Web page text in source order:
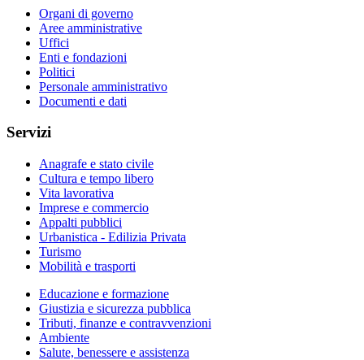
Organi di governo
Aree amministrative
Uffici
Enti e fondazioni
Politici
Personale amministrativo
Documenti e dati
Servizi
Anagrafe e stato civile
Cultura e tempo libero
Vita lavorativa
Imprese e commercio
Appalti pubblici
Urbanistica - Edilizia Privata
Turismo
Mobilità e trasporti
Educazione e formazione
Giustizia e sicurezza pubblica
Tributi, finanze e contravvenzioni
Ambiente
Salute, benessere e assistenza